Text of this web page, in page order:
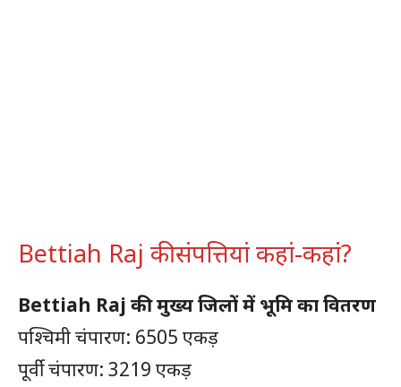
Bettiah Raj की संपत्तियां कहां-कहां?
Bettiah Raj कीमुख्य जिलों में भूमि का वितरण
पश्चिमी चंपारण: 6505 एकड़
पूर्वी चंपारण: 3219 एकड़